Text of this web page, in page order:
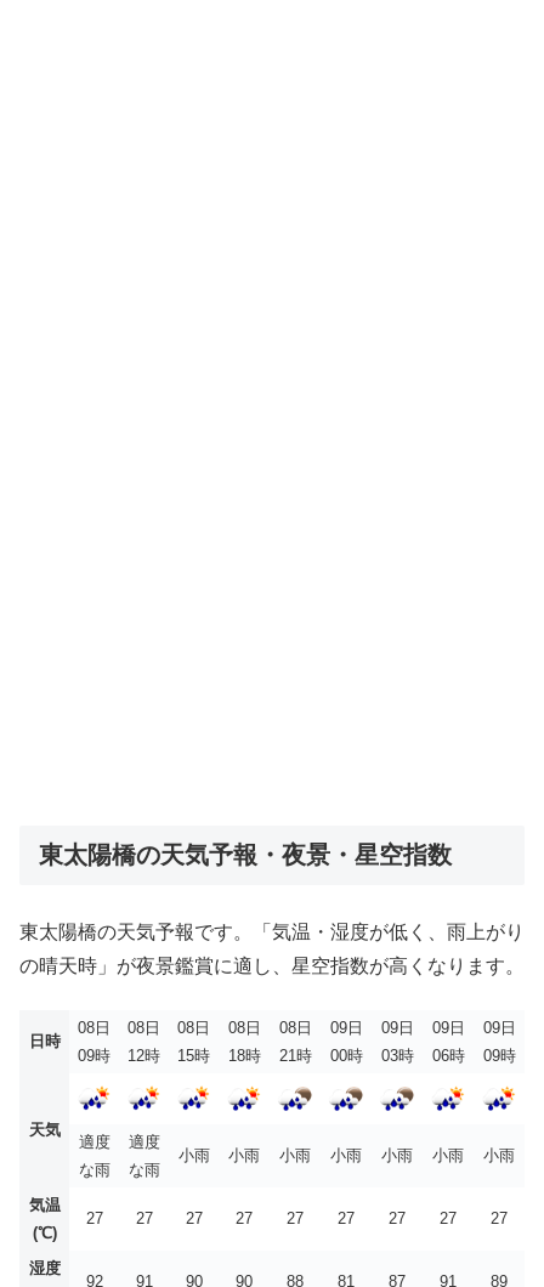
東太陽橋の天気予報・夜景・星空指数
東太陽橋の天気予報です。「気温・湿度が低く、雨上がり
の晴天時」が夜景鑑賞に適し、星空指数が高くなります。
日時
08日
09時
08日
12時
08日
15時
08日
18時
08日
21時
09日
00時
09日
03時
09日
06時
09日
09時
天気
適度
な雨
適度
な雨
小雨 小雨 小雨 小雨 小雨 小雨 小雨
気温
(℃)
27 27 27 27 27 27 27 27 27
湿度
92 91 90 90 88 81 87 91 89